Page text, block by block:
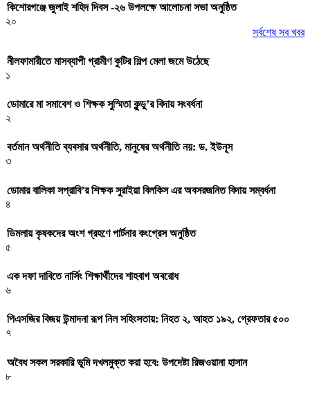
কিশোরগঞ্জে জুলাই শহিদ দিবস -২৬ উপলক্ষে আলোচনা সভা অনুষ্ঠিত
২০
সর্বশেষ সব খবর
নীলফামারীতে মাসব্যাপী গ্রামীণ কুটির শিল্প মেলা জমে উঠেছে
১
ডোমারে মা সমাবেশ ও শিক্ষক সুস্মিতা কুন্ডু’র বিদায় সংবর্ধনা
২
বর্তমান অর্থনীতি ব্যবসার অর্থনীতি, মানুষের অর্থনীতি নয়: ড. ইউনূস
৩
ডোমার বালিকা সপ্রাবি’র শিক্ষক সুরাইয়া বিলকিস এর অবসরজনিত বিদায় সম্বর্ধনা
৪
ডিমলায় কৃষকদের অংশ গ্রহণে পার্টনার কংগ্রেস অনুষ্ঠিত
৫
এক দফা দাবিতে নার্সিং শিক্ষার্থীদের শাহবাগ অবরোধ
৬
পিএসজির বিজয় উন্মাদনা রূপ নিল সহিংসতায়: নিহত ২, আহত ১৯২, গ্রেফতার ৫০০
৭
অবৈধ সকল সরকারি ভূমি দখলমুক্ত করা হবে: উপদেষ্টা রিজওয়ানা হাসান
৮